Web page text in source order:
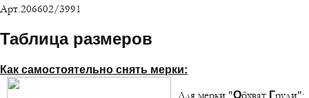
Арт.206602/3991
Таблица размеров
Как самостоятельно снять мерки:
Для мерки "Обхват Груди":